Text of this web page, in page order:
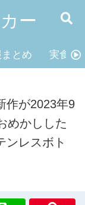
ー
とめ 実食レ
作が2023年9
めかしした
ンレスボト